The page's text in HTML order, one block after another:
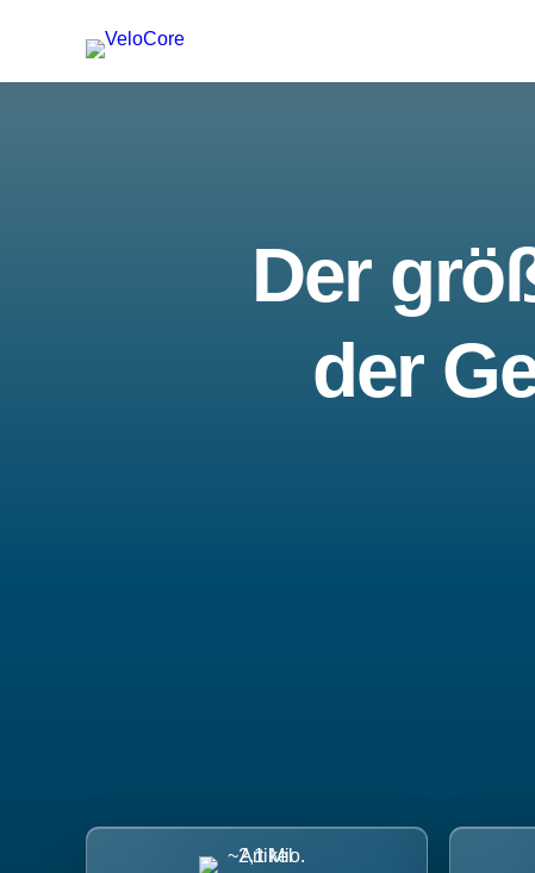
Der
der